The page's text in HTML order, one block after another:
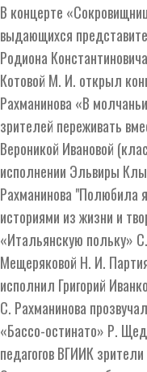
В концерте
выдающихся
Родиона
Котовой М. И. открыл
Рахманинова «В
зрителей переживать
Вероникой Ивановой
исполнении Эльвиры
Рахманинова "Полюбила
историями из жизни и
«Итальянскую польку»
Мещеряковой Н. И.
исполнил Григорий
С. Рахманинова
«Бассо-остинато» Р.
педагогов ВГИИК